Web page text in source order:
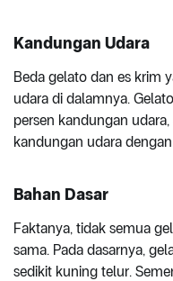
Kandungan Udara
Beda gelato dan es krim
udara di dalamnya.
persen kandungan
kandungan udara
Bahan Dasar
Faktanya, tidak semua
sama. Pada dasarnya,
sedikit kuning telur.